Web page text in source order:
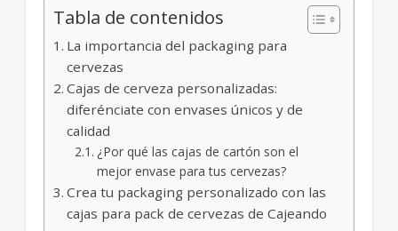
Tabla de contenidos
La importancia del packaging para
cervezas
Cajas de cerveza personalizadas:
diferénciate con envases únicos y de
calidad
¿Por qué las cajas de cartón son el
mejor envase para tus cervezas?
Crea tu packaging personalizado con las
cajas para pack de cervezas de Cajeando